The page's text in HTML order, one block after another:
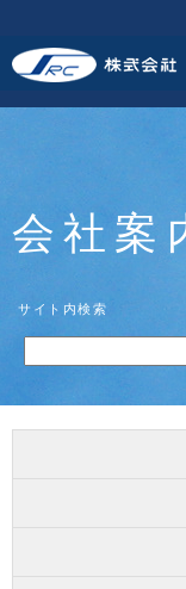
会社案
サイト内検索